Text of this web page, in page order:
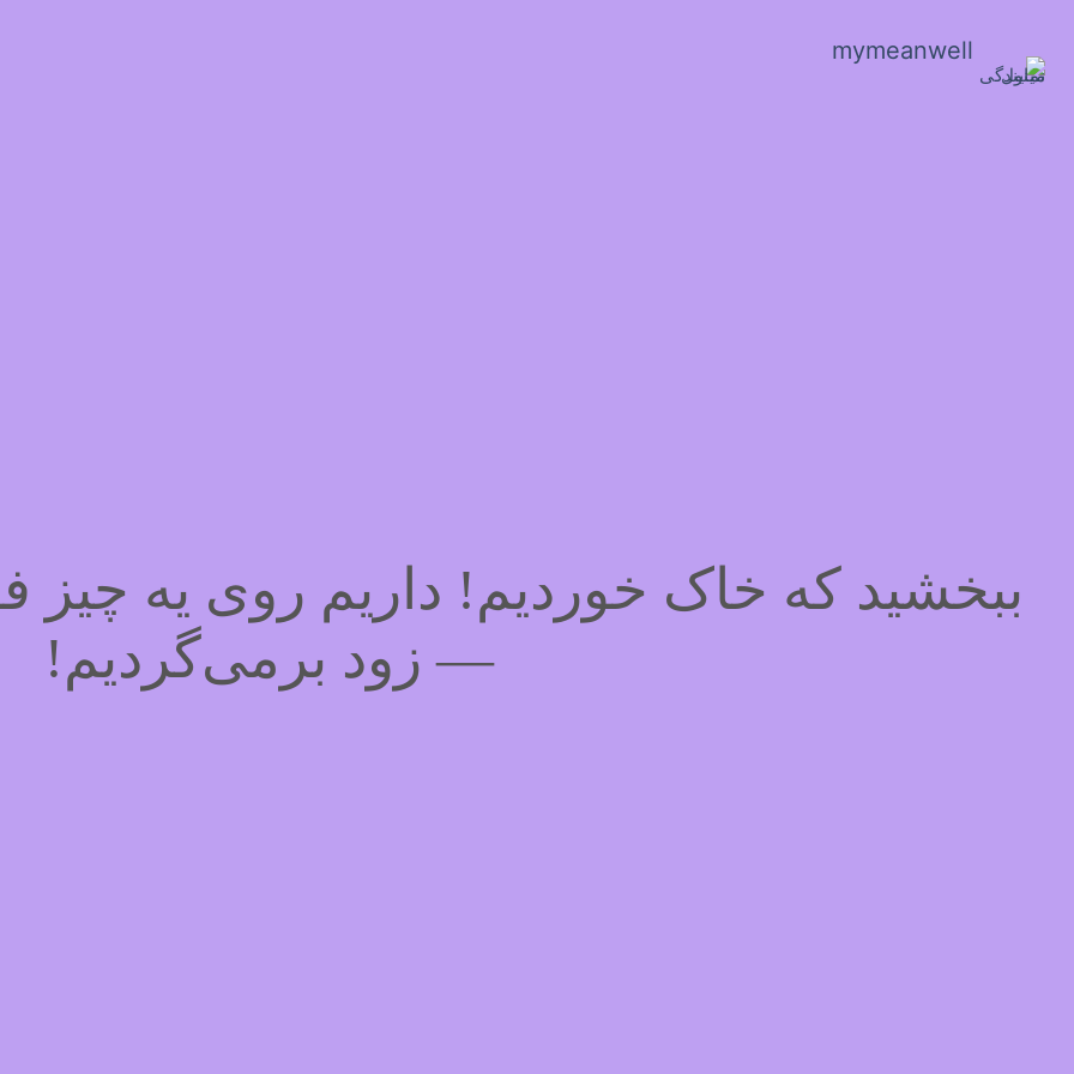
mymeanwell
ببخشید که خاک خوردیم! داریم روی یه چیز
— زود برمی‌گردیم!